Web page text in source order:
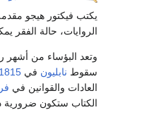
يكتب فيكتور هيجو
الروايات، حالة الفقر
وتعد البؤساء من أشهر
سقوط نابليون في 1815
العادات والقوانين في
الكتاب ستكون ضرورية